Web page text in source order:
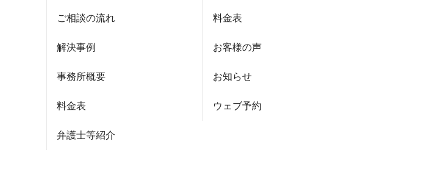
ご相談の流れ
解決事例
事務所概要
料金表
弁護士等紹介
料金表
お客様の声
お知らせ
ウェブ予約